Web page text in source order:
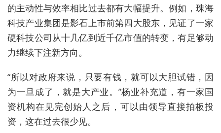
的主动性与效率相比过去都有大幅提升。例如，珠海
科技产业集团是影石上市前第四大股东，见证了一家
硬科技公司从十几亿到近千亿市值的转变，有足够动
力继续下注新方向。
“所以对政府来说，只要有钱，就可以大胆试错，因
为一旦成了 ，就是大产业。”杨业补充道，有一家国
资机构在见完创始人之后，可以由领导直接拍板投
资，这在过去很少见。